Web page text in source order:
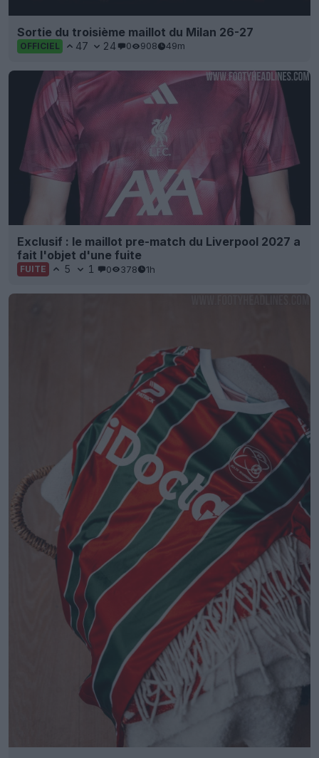
Sortie du troisième maillot du Milan 26-27
OFFICIEL 47 24 0 908 49m
Exclusif : le maillot pre-match du Liverpool 2027 a
fait l'objet d'une fuite
FUITE 5 1 0 378 1h